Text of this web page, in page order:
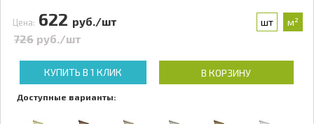
Цена: 622 руб./шт шт м²
726 руб./шт
КУПИТЬ В 1 КЛИК В КОРЗИНУ
Доступные варианты: